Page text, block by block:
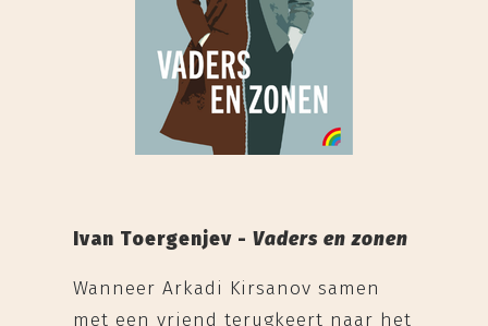
Ivan Toergenjev -Vaders en zonen
Wanneer Arkadi Kirsanov samen
met een vriend terugkeert naar het